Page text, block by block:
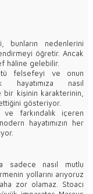
bunların nedenlerini
öğretir. Ancak
hâline gelebilir.
felsefeyi ve onun
hayatımıza nasıl
bir kişinin karakterinin,
gösteriyor.
farkındalık içeren
hayatımızın her
sadece nasıl mutlu
yollarını arıyoruz
zor olamaz. Stoacı